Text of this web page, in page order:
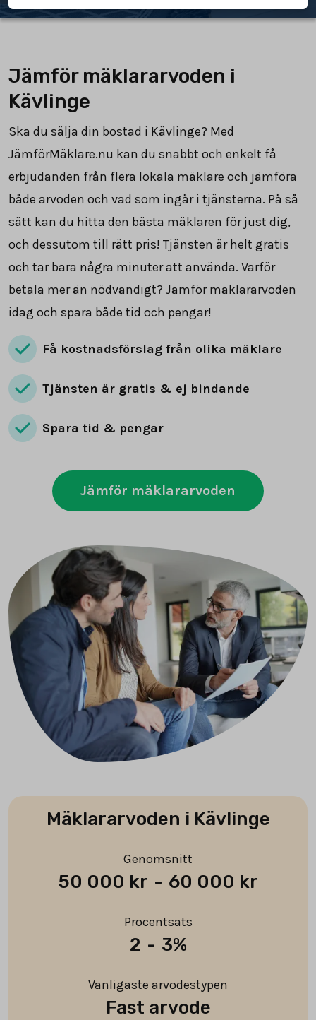
Jämför mäklararvoden i
Kävlinge
Ska du sälja din bostad i Kävlinge? Med
JämförMäklare.nu kan du snabbt och enkelt få
erbjudanden från flera lokala mäklare och jämföra
både arvoden och vad som ingår i tjänsterna. På så
sätt kan du hitta den bästa mäklaren för just dig,
och dessutom till rätt pris! Tjänsten är helt gratis
och tar bara några minuter att använda. Varför
betala mer än nödvändigt? Jämför mäklararvoden
idag och spara både tid och pengar!
Få kostnadsförslag från olika mäklare
Tjänsten är gratis & ej bindande
Spara tid & pengar
Jämför mäklararvoden
Mäklararvoden i Kävlinge
Genomsnitt
50 000 kr - 60 000 kr
Procentsats
2 - 3%
Vanligaste arvodestypen
Fast arvode